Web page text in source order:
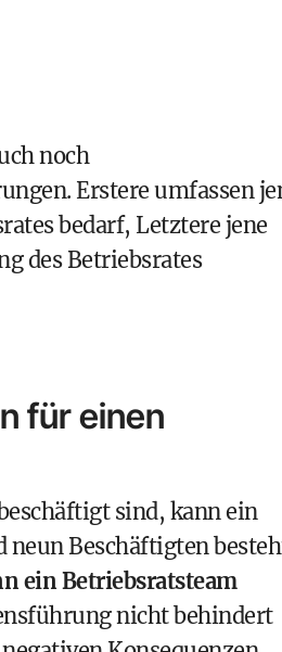
noch
Erstere umfassen
bedarf, Letztere jene
des Betriebsrates
für einen
sind, kann ein
Beschäftigten
ein Betriebsratsteam
nicht behindert